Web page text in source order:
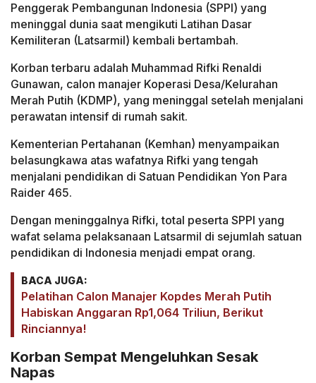
Penggerak Pembangunan Indonesia (SPPI) yang
meninggal dunia saat mengikuti Latihan Dasar
Kemiliteran (Latsarmil) kembali bertambah.
Korban terbaru adalah Muhammad Rifki Renaldi
Gunawan, calon manajer Koperasi Desa/Kelurahan
Merah Putih (KDMP), yang meninggal setelah menjalani
perawatan intensif di rumah sakit.
Kementerian Pertahanan (Kemhan) menyampaikan
belasungkawa atas wafatnya Rifki yang tengah
menjalani pendidikan di Satuan Pendidikan Yon Para
Raider 465.
Dengan meninggalnya Rifki, total peserta SPPI yang
wafat selama pelaksanaan Latsarmil di sejumlah satuan
pendidikan di Indonesia menjadi empat orang.
BACA JUGA:
Pelatihan Calon Manajer Kopdes Merah Putih
Habiskan Anggaran Rp1,064 Triliun, Berikut
Rinciannya!
Korban Sempat Mengeluhkan Sesak
Napas